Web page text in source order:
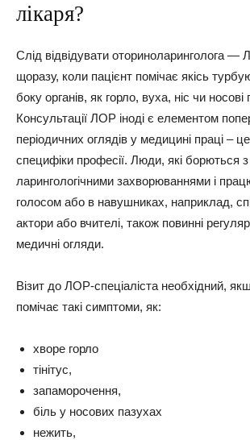
лікаря?
Слід відвідувати оториноларинголога —
щоразу, коли пацієнт помічає якісь
боку органів, як горло, вуха, ніс чи носові
Консультації ЛОР іноді є елементом
періодичних оглядів у медицині праці –
специфіки професії. Люди, які борються
ларингологічними захворюваннями і
голосом або в навушниках, наприклад,
актори або вчителі, також повинні
медичні огляди.
Візит до ЛОР-спеціаліста необхідний,
помічає такі симптоми, як:
хворе горло
тінітус,
запаморочення,
біль у носових пазухах
нежить,